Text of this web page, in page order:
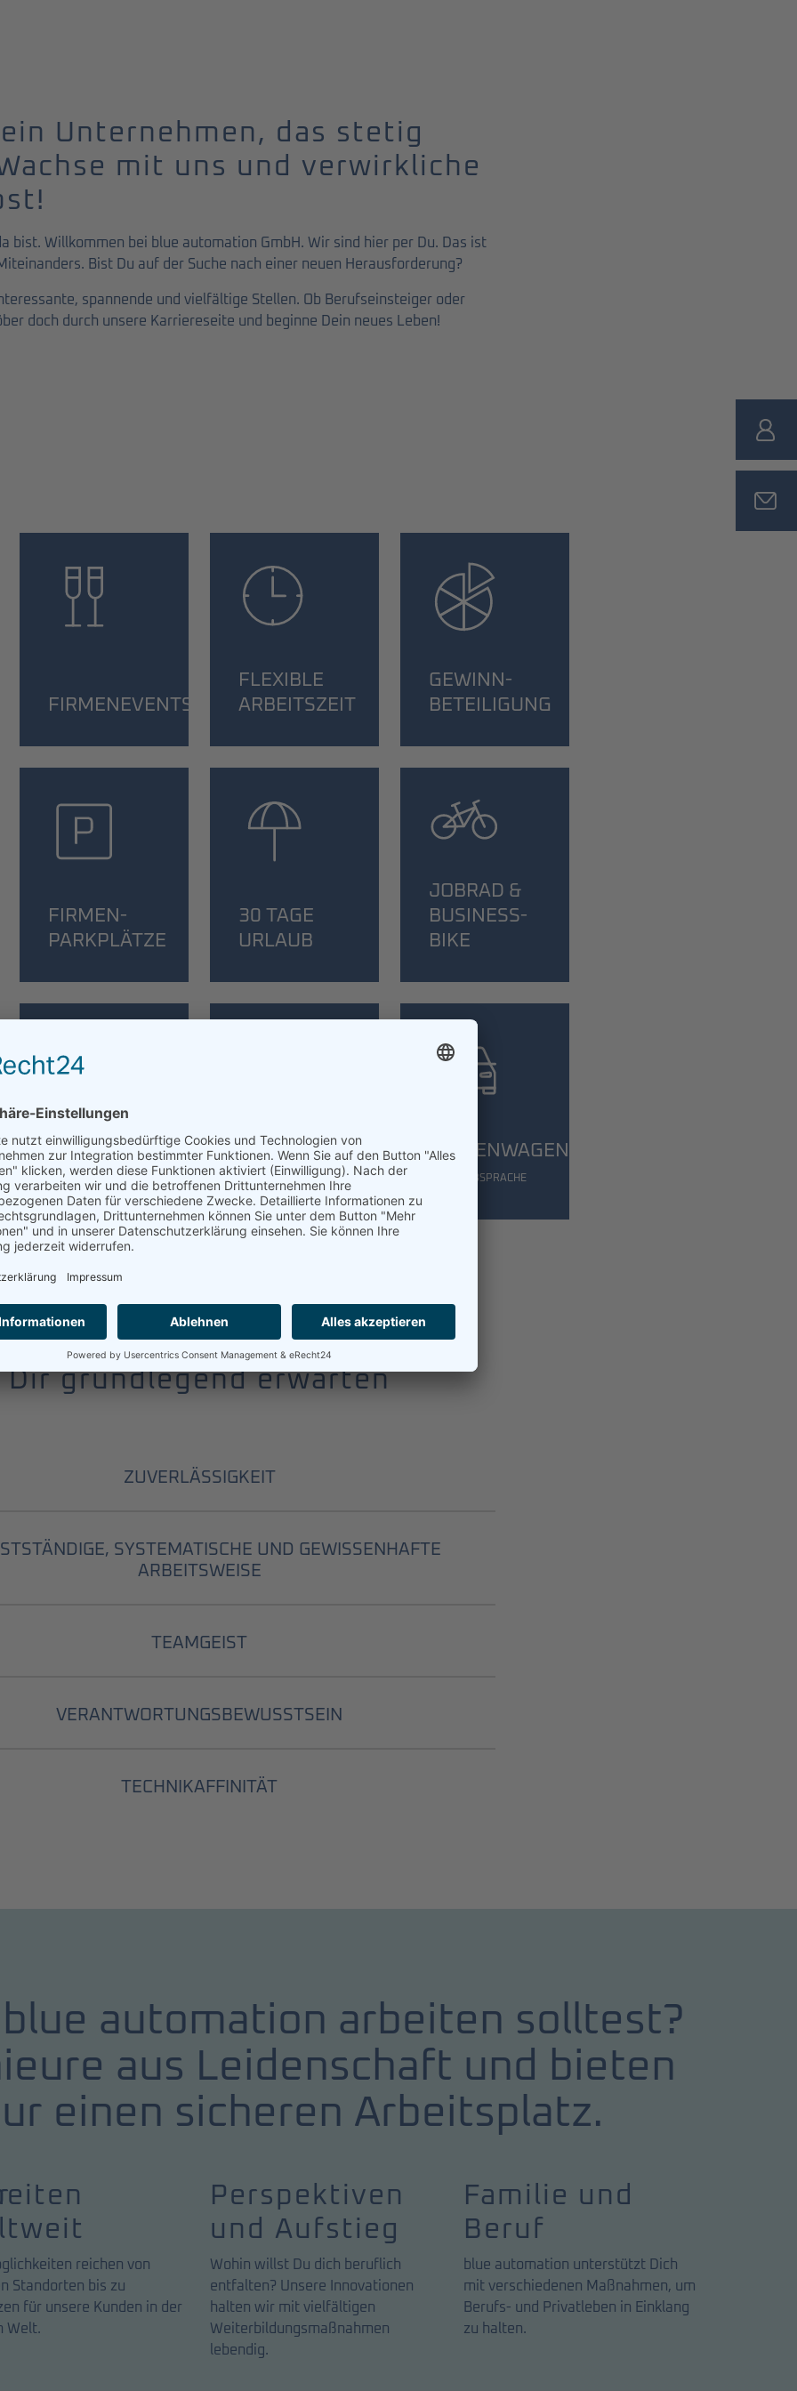
Unternehmen, das stetig
mit uns und verwirkliche
bist. Willkommen bei blue automation GmbH. Wir sind hier per Du. Das ist
Bist Du auf der Suche nach einer neuen Herausforderung?
spannende und vielfältige Stellen. Ob Berufseinsteiger oder
doch durch unsere Karriereseite und beginne Dein neues Leben!
FIRMENEVENTS
FLEXIBLE
ARBEITSZEIT
GEWINN­
BETEILIGUNG
FIRMEN­
PARKPLÄTZE
30 TAGE
URLAUB
JOBRAD &
BUSINESS-
BIKE
CORPORATE
BENEFITS
FIRMENHANDY
*NACH ABSPRACHE
FIRMENWAGEN
*NACH ABSPRACHE
Was wir von
Dir grundlegend erwarten
ZUVERLÄSSIGKEIT
SYSTEMATISCHE UND GEWISSENHAFTE
ARBEITSWEISE
TEAMGEIST
VERANTWORTUNGSBEWUSSTSEIN
TECHNIKAFFINITÄT
automation arbeiten solltest?
aus Leidenschaft und bieten
einen sicheren Arbeitsplatz.
reichen von
Standorten bis zu
für unsere Kunden in der
Welt.
Perspektiven
und Aufstieg
Wohin willst Du dich beruflich
entfalten? Unsere Innovationen
halten wir mit vielfältigen
Weiterbildungsmaßnahmen
lebendig.
Familie und
Beruf
blue automation unterstützt Dich
mit verschiedenen Maßnahmen, um
Berufs- und Privatleben in Einklang
zu halten.